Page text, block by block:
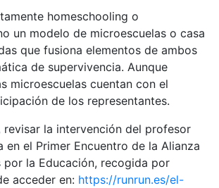
homeschooling o
un modelo de microescuelas o casa
que fusiona elementos de ambos
de supervivencia. Aunque
microescuelas cuentan con el
de los representantes.
revisar la intervención del profesor
en el Primer Encuentro de la Alianza
por la Educación, recogida por
acceder en: https://runrun.es/el-